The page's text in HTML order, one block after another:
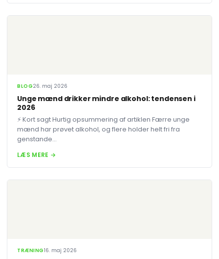
BLOG26. maj 2026
Unge mænd drikker mindre alkohol: tendensen i
2026
⚡ Kort sagt Hurtig opsummering af artiklen Færre unge
mænd har prøvet alkohol, og flere holder helt fri fra
genstande...
LÆS MERE →
TRÆNING16. maj 2026